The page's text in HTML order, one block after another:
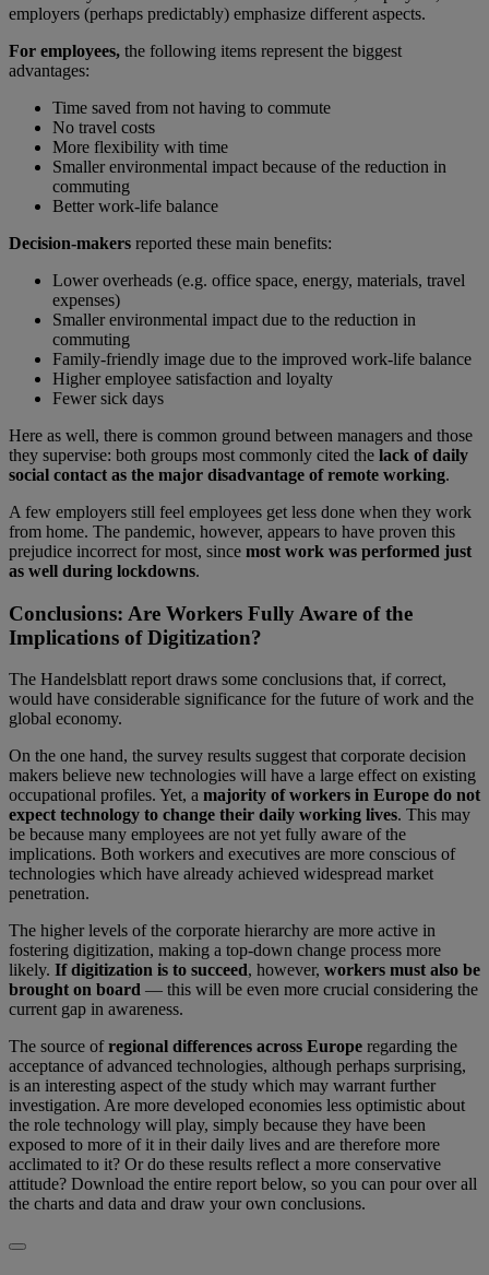
employers (perhaps predictably) emphasize different aspects.
For employees, the following items represent the biggest
advantages:
Time saved from not having to commute
No travel costs
More flexibility with time
Smaller environmental impact because of the reduction in
commuting
Better work-life balance
Decision-makers reported these main benefits:
Lower overheads (e.g. office space, energy, materials, travel
expenses)
Smaller environmental impact due to the reduction in
commuting
Family-friendly image due to the improved work-life balance
Higher employee satisfaction and loyalty
Fewer sick days
Here as well, there is common ground between managers and those
they supervise: both groups most commonly cited the lack of daily
social contact as the major disadvantage of remote working.
A few employers still feel employees get less done when they work
from home. The pandemic, however, appears to have proven this
prejudice incorrect for most, since most work was performed just
as well during lockdowns.
Conclusions: Are Workers Fully Aware of the
Implications of Digitization?
The Handelsblatt report draws some conclusions that, if correct,
would have considerable significance for the future of work and the
global economy.
On the one hand, the survey results suggest that corporate decision
makers believe new technologies will have a large effect on existing
occupational profiles. Yet, a majority of workers in Europe do not
expect technology to change their daily working lives. This may
be because many employees are not yet fully aware of the
implications. Both workers and executives are more conscious of
technologies which have already achieved widespread market
penetration.
The higher levels of the corporate hierarchy are more active in
fostering digitization, making a top-down change process more
likely. If digitization is to succeed, however, workers must also be
brought on board — this will be even more crucial considering the
current gap in awareness.
The source ofregional differences across Europe regarding the
acceptance of advanced technologies, although perhaps surprising,
is an interesting aspect of the study which may warrant further
investigation. Are more developed economies less optimistic about
the role technology will play, simply because they have been
exposed to more of it in their daily lives and are therefore more
acclimated to it? Or do these results reflect a more conservative
attitude? Download the entire report below, so you can pour over all
the charts and data and draw your own conclusions.